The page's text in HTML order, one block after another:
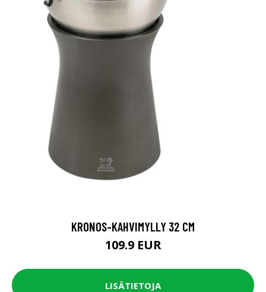
KRONOS-KAHVIMYLLY 32 CM
109.9 EUR
LISÄTIETOJA